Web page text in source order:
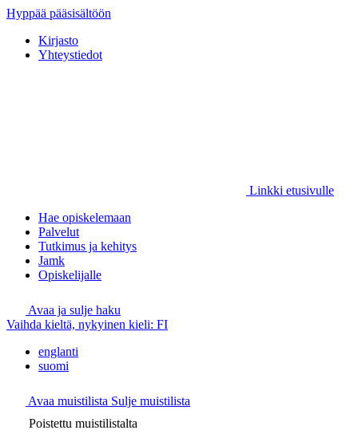
Hyppää pääsisältöön
Kirjasto
Yhteystiedot
Linkki etusivulle
Hae opiskelemaan
Palvelut
Tutkimus ja kehitys
Jamk
Opiskelijalle
Avaa ja sulje haku
Vaihda kieltä, nykyinen kieli: FI
englanti
suomi
Avaa muistilista Sulje muistilista
Poistettu muistilistalta